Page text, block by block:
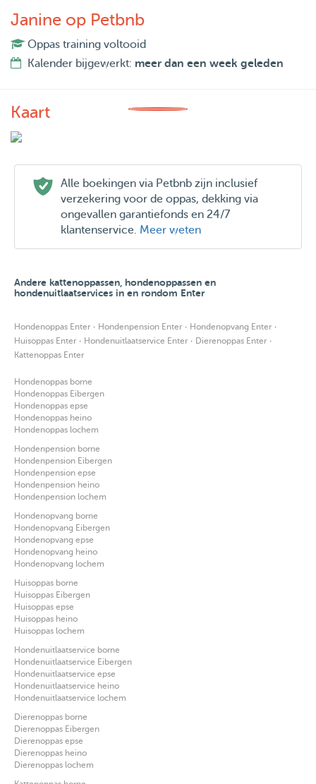
Janine op Petbnb
Oppas training voltooid
Kalender bijgewerkt: meer dan een week geleden
Kaart
Alle boekingen via Petbnb zijn inclusief
verzekering voor de oppas, dekking via
ongevallen garantiefonds en 24/7
klantenservice. Meer weten
Andere kattenoppassen, hondenoppassen en
hondenuitlaatservices in en rondom Enter
Hondenoppas Enter · Hondenpension Enter · Hondenopvang Enter ·
Huisoppas Enter · Hondenuitlaatservice Enter · Dierenoppas Enter ·
Kattenoppas Enter
Hondenoppas borne
Hondenoppas Eibergen
Hondenoppas epse
Hondenoppas heino
Hondenoppas lochem
Hondenpension borne
Hondenpension Eibergen
Hondenpension epse
Hondenpension heino
Hondenpension lochem
Hondenopvang borne
Hondenopvang Eibergen
Hondenopvang epse
Hondenopvang heino
Hondenopvang lochem
Huisoppas borne
Huisoppas Eibergen
Huisoppas epse
Huisoppas heino
Huisoppas lochem
Hondenuitlaatservice borne
Hondenuitlaatservice Eibergen
Hondenuitlaatservice epse
Hondenuitlaatservice heino
Hondenuitlaatservice lochem
Dierenoppas borne
Dierenoppas Eibergen
Dierenoppas epse
Dierenoppas heino
Dierenoppas lochem